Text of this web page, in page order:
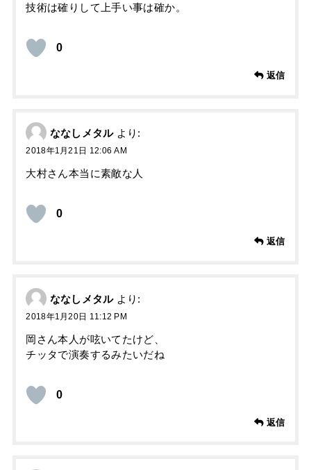
技術は確りして上手い事は確か。
0
返信
ななしメタル より:
2018年1月21日 12:06 AM
大村さん本当に素敵な人
0
返信
ななしメタル より:
2018年1月20日 11:12 PM
岡さん本人が呟いてたけど、
チッタで演奏するみたいだね
0
返信